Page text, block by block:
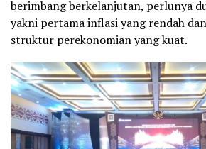
berimbang berkelanjutan, perlunya
yakni pertama inflasi yang rendah
struktur perekonomian yang kuat.